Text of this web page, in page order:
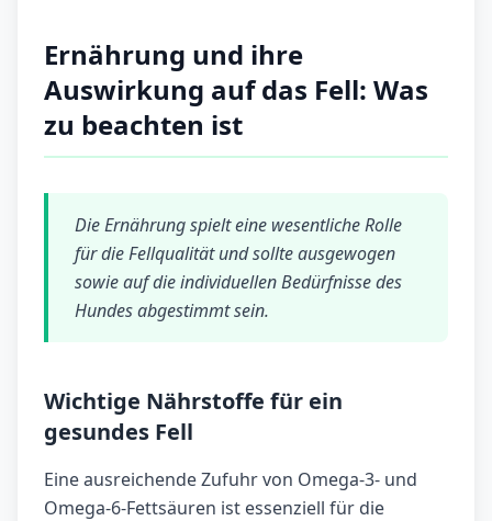
Ernährung und ihre
Auswirkung auf das Fell: Was
zu beachten ist
Die Ernährung spielt eine wesentliche Rolle
für die Fellqualität und sollte ausgewogen
sowie auf die individuellen Bedürfnisse des
Hundes abgestimmt sein.
Wichtige Nährstoffe für ein
gesundes Fell
Eine ausreichende Zufuhr von Omega-3- und
Omega-6-Fettsäuren ist essenziell für die